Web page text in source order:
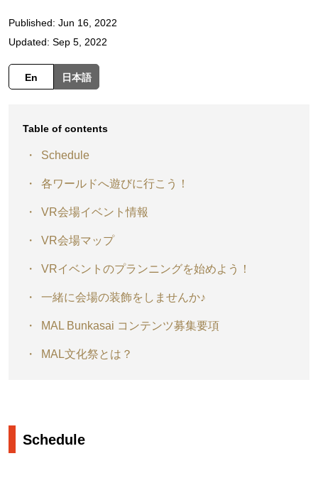
Published: Jun 16, 2022
Updated: Sep 5, 2022
En 日本語
Table of contents
Schedule
各ワールドへ遊びに行こう！
VR会場イベント情報
VR会場マップ
VRイベントのプランニングを始めよう！
一緒に会場の装飾をしませんか♪
MAL Bunkasai コンテンツ募集要項
MAL文化祭とは？
Schedule